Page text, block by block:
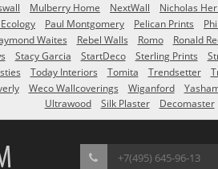
Mulberry Home NextWall Nicholas
Paul Montgomery Pelican Prints
Waites Rebel Walls Romo Ronald
Stacy Garcia StartDeco Sterling Prints
Today Interiors Tomita Trendsetter
Weco Wallcoverings Wiganford
Ultrawood
Silk Plaster Decomaster
+7(495) 645-96-13